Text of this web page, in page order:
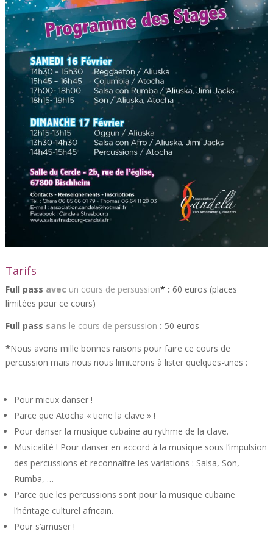
Tarifs
Full pass avec un cours de persussion* : 60 euros (places
limitées pour ce cours)
Full pass sans le cours de persussion : 50 euros
*Nous avons mille bonnes raisons pour faire ce cours de
percussion mais nous nous limiterons à lister quelques-unes :
Pour mieux danser !
Parce que Atocha « tiene la clave » !
Pour danser la musique cubaine au rythme de la clave.
Musicalité ! Pour danser en accord à la musique sous l’impulsion
des percussions et reconnaître les variations : Salsa, Son,
Rumba, …
Parce que les percussions sont pour la musique cubaine
l’héritage culturel africain.
Pour s’amuser !